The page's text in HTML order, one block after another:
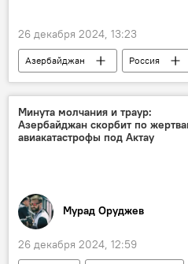
Крушение самолета AZAL в
26 декабря 2024, 13:23
Азербайджан
Россия
посольство Азербайджана в России
Авиакатастрофа
Крушение самолета AZAL в
Минута молчания и траур:
Азербайджан скорбит по
авиакатастрофы под Актау
Мурад Оруджев
26 декабря 2024, 12:59